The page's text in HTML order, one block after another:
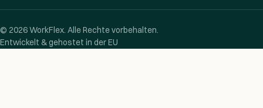
© 2026 WorkFlex. Alle Rechte vorbehalten.
Entwickelt & gehostet in der EU